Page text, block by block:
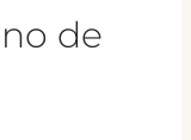
de